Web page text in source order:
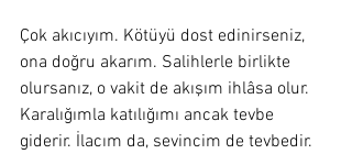
Çok akıcıyım. Kötüyü dost edinirseniz,
ona doğru akarım. Salihlerle birlikte
olursanız, o vakit de akışım ihlâsa olur.
Karalığımla katılığımı ancak tevbe
giderir. İlacım da, sevincim de tevbedir.